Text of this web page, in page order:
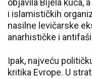
objavila Bijela kuća,
i islamističkih
nasilne levičarske
anarhističke i
Ipak, najveću
kritika Evrope. U